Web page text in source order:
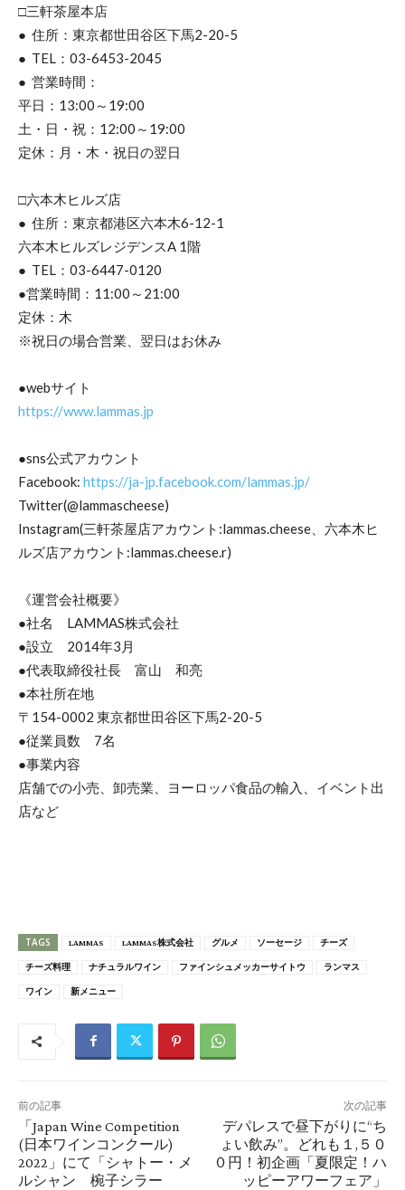
□三軒茶屋本店
● 住所：東京都世田谷区下馬2-20-5
● TEL：03-6453-2045
● 営業時間：
平日：13:00～19:00
土・日・祝：12:00～19:00
定休：月・木・祝日の翌日
□六本木ヒルズ店
● 住所：東京都港区六本木6-12-1
六本木ヒルズレジデンスA 1階
● TEL：03-6447-0120
●営業時間：11:00～21:00
定休：木
※祝日の場合営業、翌日はお休み
●webサイト
https://www.lammas.jp
●sns公式アカウント
Facebook: https://ja-jp.facebook.com/lammas.jp/
Twitter(@lammascheese)
Instagram(三軒茶屋店アカウント:lammas.cheese、六本木ヒ
ルズ店アカウント:lammas.cheese.r)
《運営会社概要》
●社名 LAMMAS株式会社
●設立 2014年3月
●代表取締役社長 富山 和亮
●本社所在地
〒154-0002 東京都世田谷区下馬2-20-5
●従業員数 7名
●事業内容
店舗での小売、卸売業、ヨーロッパ食品の輸入、イベント出
店など
TAGS LAMMAS LAMMAS株式会社 グルメ ソーセージ チーズ
チーズ料理 ナチュラルワイン ファインシュメッカーサイトウ ランマス
ワイン 新メニュー
前の記事
「Japan Wine Competition
(日本ワインコンクール)
2022」にて「シャトー・メ
ルシャン 椀子シラー
次の記事
デパレスで昼下がりに“ち
ょい飲み”。どれも１,５０
０円！初企画「夏限定！ハ
ッピーアワーフェア」